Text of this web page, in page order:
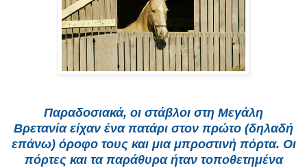
Παραδοσιακά, οι στάβλοι στη Μεγάλη
Βρετανία είχαν ένα πατάρι στον πρώτο (δηλαδή
επάνω) όροφο τους και μια μπροστινή πόρτα. Οι
πόρτες και τα παράθυρα ήταν τοποθετημένα